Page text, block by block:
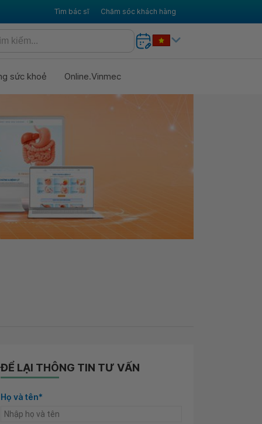
Tìm bác sĩ Chăm sóc khách hàng
sức khoẻ Online.Vinmec
ĐỂ LẠI THÔNG TIN TƯ VẤN
Họ và tên*